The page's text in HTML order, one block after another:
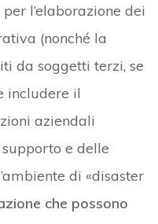
l’elaborazione dei
(nonché la
da soggetti terzi, se
includere il
aziendali
e delle
di «disaster
che possono